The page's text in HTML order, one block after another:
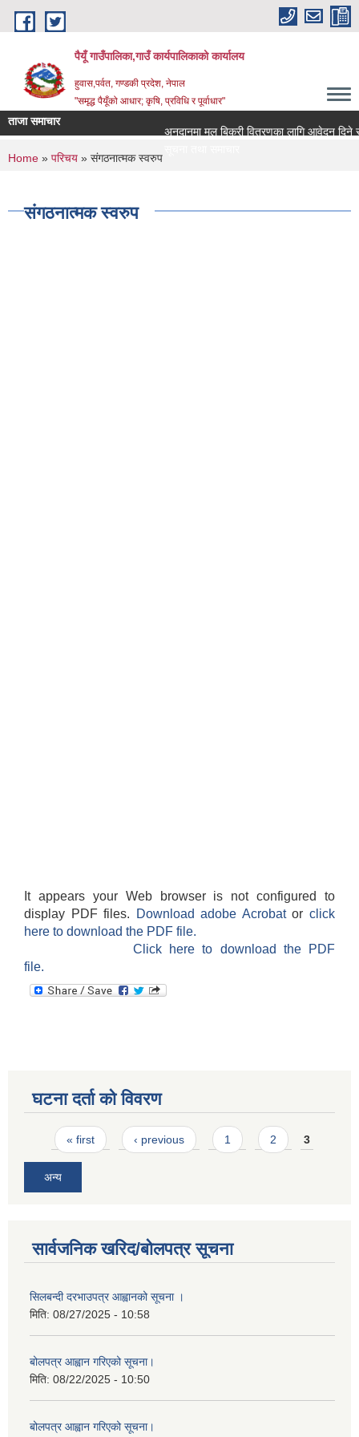
Skip to main content
पैयूँ गाउँपालिका,गाउँ कार्यपालिकाको कार्यालय
हुवास,पर्वत, गण्डकी प्रदेश, नेपाल
"समृद्ध पैयूँको आधार; कृषि, प्रविधि र पूर्वाधार"
ताजा समाचार
अनुदानमा मल बिक्री वितरणका लागि आवेदन दिने
You are here
Home » परिचय » संगठनात्मक स्वरुप
संगठनात्मक स्वरुप
It appears your Web browser is not configured to
display PDF files.
Download adobe Acrobatorclick
here to download the PDF file.
Click here to download the PDF
file.
घटना दर्ता को विवरण
Pages
« first ‹ previous 1 2 3
अन्य
सार्वजनिक खरिद/बोलपत्र सूचना
सिलबन्दी दरभाउपत्र आह्वानको सूचना ।
मिति: 08/27/2025 - 10:58
बोलपत्र आह्वान गरिएको सूचना।
मिति: 08/22/2025 - 10:50
बोलपत्र आह्वान गरिएको सूचना।